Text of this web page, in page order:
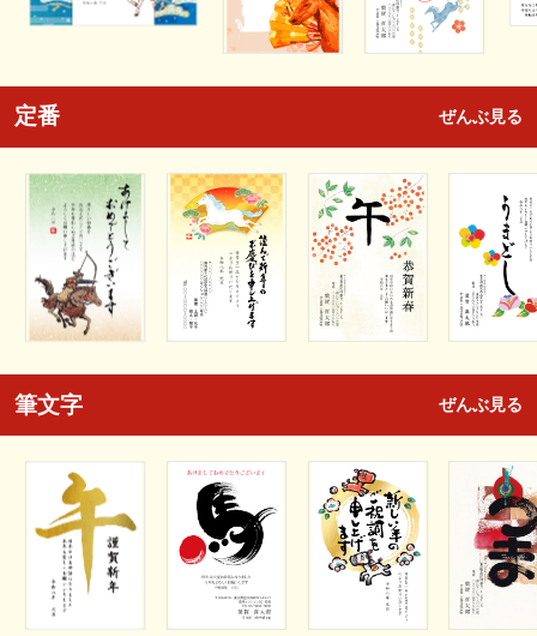
定番 ぜんぶ見る
筆文字 ぜんぶ見る